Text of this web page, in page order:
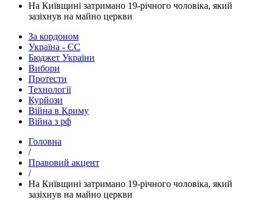
На Київщині затримано 19-річного чоловіка, який
зазіхнув на майно церкви
За кордоном
Україна - ЄС
Бюджет України
Вибори
Протести
Технології
Курйози
Війна в Криму
Війна з рф
Головна
/
Правовий акцент
/
На Київщині затримано 19-річного чоловіка, який
зазіхнув на майно церкви